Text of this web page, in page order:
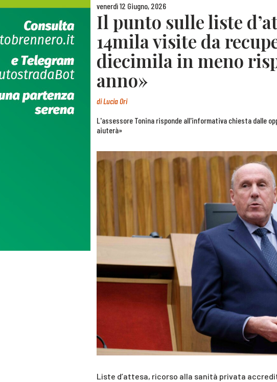
venerdì 12 Giugno, 2026
Il punto sulle liste
14mila visite da
diecimila in meno
anno»
diLucia Ori
L'assessore Tonina risponde all'informativa chiesta dalle
aiuterà»
Liste d’attesa, ricorso alla sanità privata